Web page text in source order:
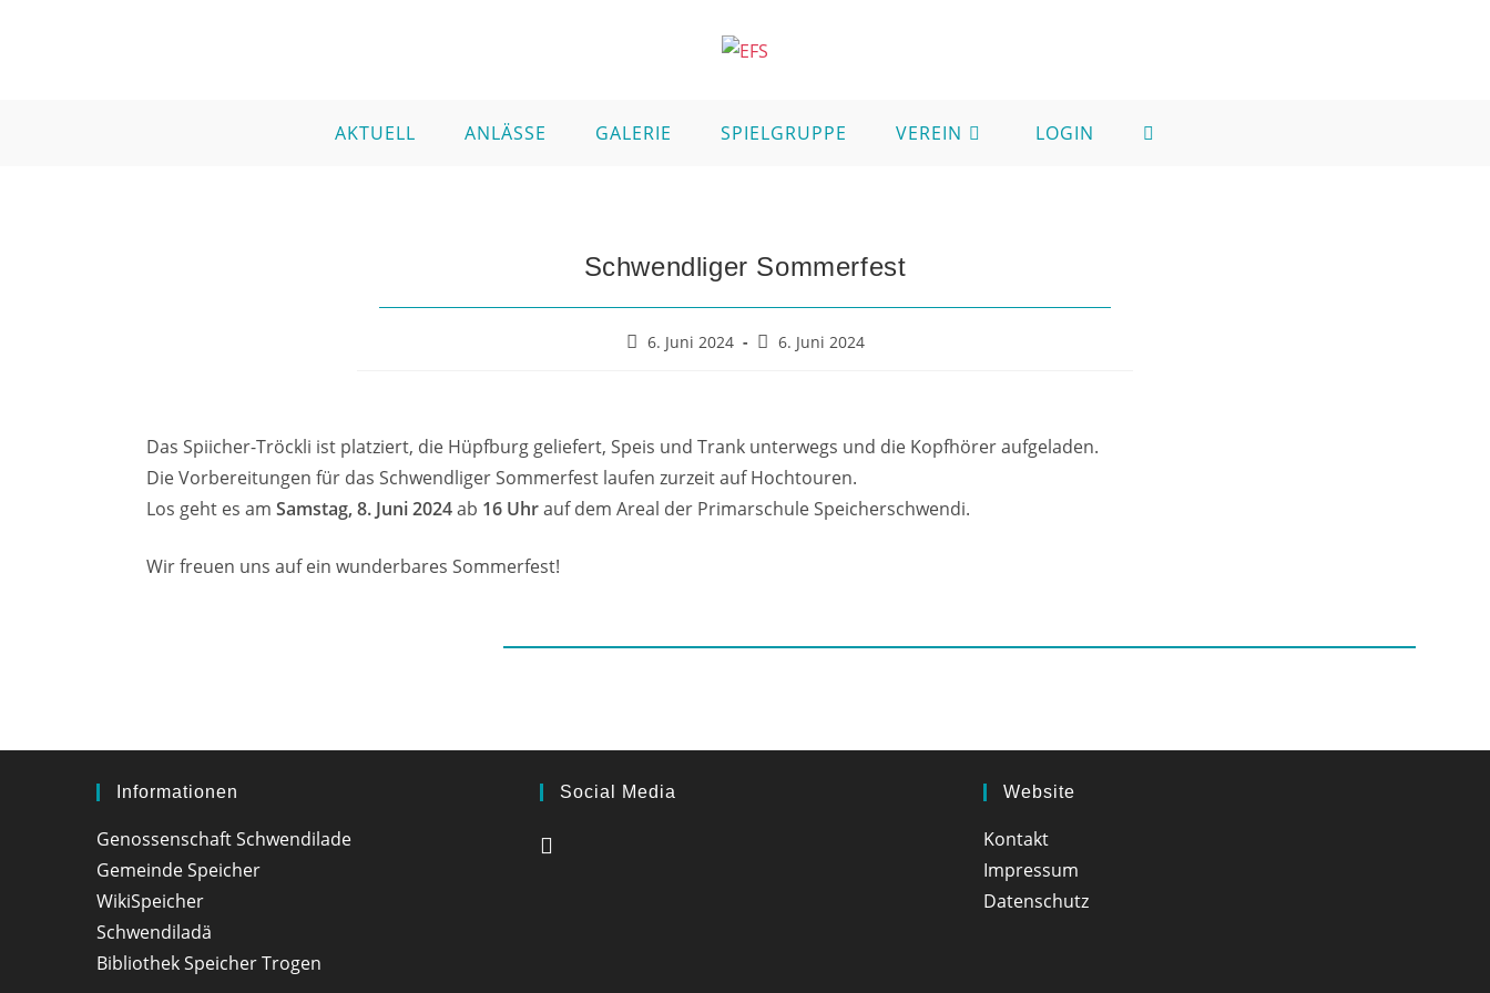
AKTUELL ANLÄSSE GALERIE SPIELGRUPPE VEREIN LOGIN
Schwendliger Sommerfest
6. Juni 2024 6. Juni 2024
Das Spiicher-Tröckli ist platziert, die Hüpfburg geliefert, Speis und Trank unterwegs und die Kopfhörer aufgeladen.
Die Vorbereitungen für das Schwendliger Sommerfest laufen zurzeit auf Hochtouren.
Los geht es am Samstag, 8. Juni 2024ab 16 Uhrauf dem Areal der Primarschule Speicherschwendi.
Wir freuen uns auf ein wunderbares Sommerfest!
Informationen
Genossenschaft Schwendilade
Gemeinde Speicher
WikiSpeicher
Schwendiladä
Bibliothek Speicher Trogen
Social Media Website
Kontakt
Impressum
Datenschutz